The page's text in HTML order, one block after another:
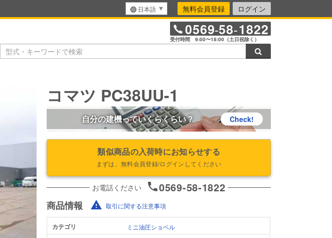
日本語 無料会員登録 ログイン
0569-58-1822
受付時間 9:00〜18:00（土日祝除く）
コマツ PC38UU-1
自分の建機っていくらくらい？ Check!
類似商品の入荷時にお知らせする
まずは、無料会員登録/ログインしてください
お電話ください 0569-58-1822
商品情報 取引に関する注意事項
カテゴリ ミニ油圧ショベル